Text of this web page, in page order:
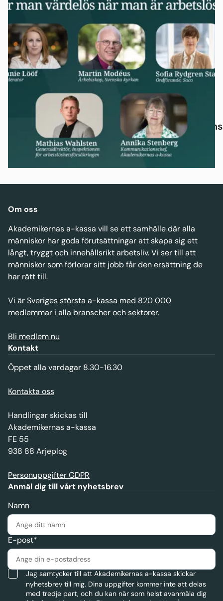
PRESSMEDDELANDEN
Arbetsmarknaden rör sig, men inte för
alla – samtal om människorna bakom
statistiken
Om oss
Akademikernas a-kassa vill se ett samhälle där alla
människor har goda förutsättningar att skapa sig ett
långt, tryggt och innehållsrikt arbetsliv. Vi ser till att
människor som förlorar sitt jobb får den ersättning de
har rätt till.
Vi är Sveriges största a-kassa med 820 000
medlemmar i alla branscher och sektorer.
Bli medlem nu
Kontakt
Öppet alla vardagar 8.30-16.30
Kontakta oss
Handlingar skickas till
Akademikernas a-kassa
FE 55
938 88 Arjeplog
Personuppgifter GDPR
Anmäl dig till vårt nyhetsbrev
Namn
E-post*
Jag samtycker till att Akademikernas a-kassa skickar
nyhetsbrev till mig. Dina uppgifter kommer inte att delas
med tredje part, och du kan när som helst avanmäla dig